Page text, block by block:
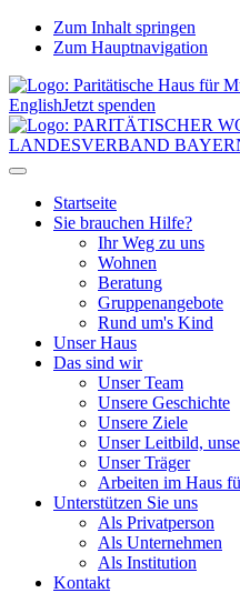
Zum Inhalt springen
Zum Hauptnavigation
EnglishJetzt spenden
Startseite
Sie brauchen Hilfe?
Ihr Weg zu uns
Wohnen
Beratung
Gruppenangebote
Rund um's Kind
Unser Haus
Das sind wir
Unser Team
Unsere Geschichte
Unsere Ziele
Unser Leitbild,
Unser Träger
Arbeiten im Haus
Unterstützen Sie uns
Als Privatperson
Als Unternehmen
Als Institution
Kontakt